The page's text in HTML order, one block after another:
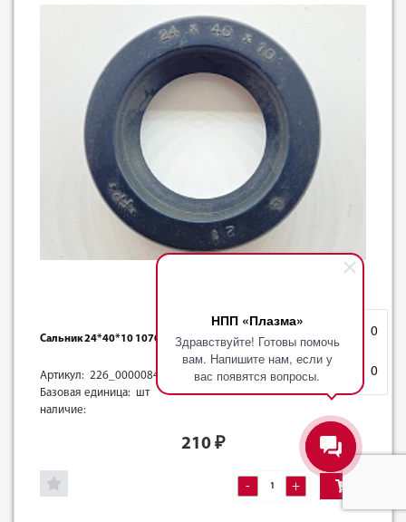
НПП «Плазма»
Здравствуйте! Готовы помочь
вам. Напишите нам, если у
вас появятся вопросы.
0
Корзина 0
Сальник 24*40*10 10700023
Артикул: 226_0000084
Базовая единица: шт
наличие:
210 ₽
- +